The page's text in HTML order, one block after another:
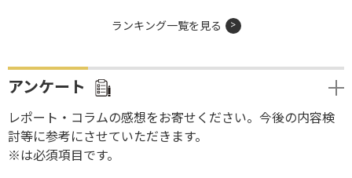
ランキング一覧を見る
アンケート
レポート・コラムの感想をお寄せください。今後の内容検
討等に参考にさせていただきます。
※は必須項目です。